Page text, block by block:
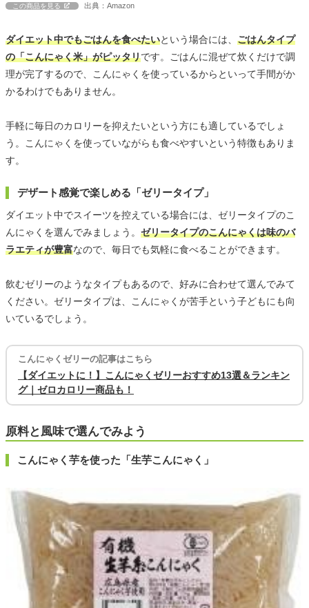
この商品を見る 出典：Amazon
ダイエット中でもごはんを食べたいという場合には、 ごはんタイプ
の「こんにゃく米」がピッタリです。ごはんに混ぜて炊くだけで調
理が完了するので、こんにゃくを使っているからといって手間がか
かるわけでもありません。
手軽に毎日のカロリーを抑えたいという方にも適しているでしょ
う。こんにゃくを使っていながらも食べやすいという特徴もありま
す。
デザート感覚で楽しめる「ゼリータイプ」
ダイエット中でスイーツを控えている場合には、ゼリータイプのこ
んにゃくを選んでみましょう。 ゼリータイプのこんにゃくは味のバ
ラエティが豊富なので、毎日でも気軽に食べることができます。
飲むゼリーのようなタイプもあるので、好みに合わせて選んでみて
ください。ゼリータイプは、こんにゃくが苦手という子どもにも向
いているでしょう。
こんにゃくゼリーの記事はこちら
【ダイエットに！】こんにゃくゼリーおすすめ13選＆ランキン
グ｜ゼロカロリー商品も！
原料と風味で選んでみよう
こんにゃく芋を使った「生芋こんにゃく」